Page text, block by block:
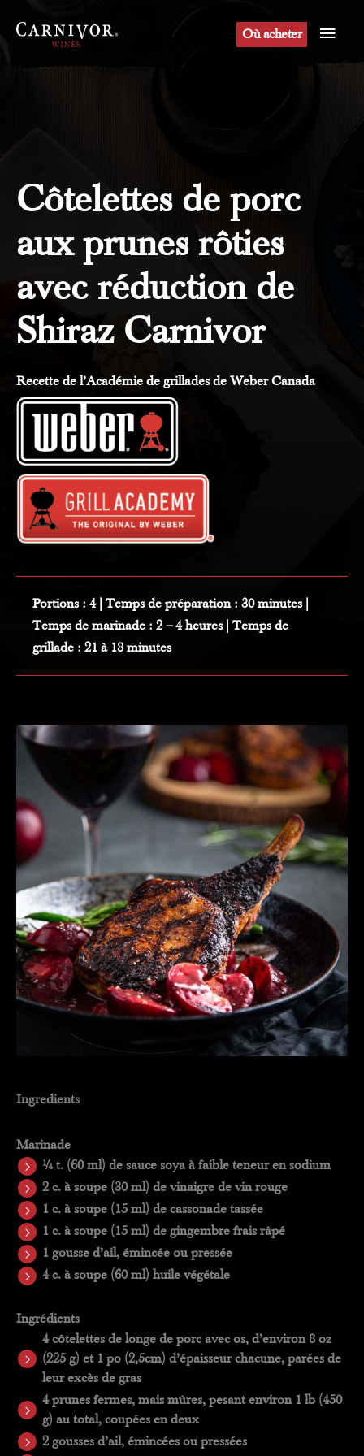
Où acheter
Côtelettes de porc
aux prunes rôties
avec réduction de
Shiraz Carnivor
Recette de l’Académie de grillades de Weber Canada
Portions : 4 | Temps de préparation : 30 minutes |
Temps de marinade : 2 – 4 heures | Temps de
grillade : 21 à 18 minutes
Ingredients
Marinade
¼ t. (60 ml) de sauce soya à faible teneur en sodium
2 c. à soupe (30 ml) de vinaigre de vin rouge
1 c. à soupe (15 ml) de cassonade tassée
1 c. à soupe (15 ml) de gingembre frais râpé
1 gousse d’ail, émincée ou pressée
4 c. à soupe (60 ml) huile végétale
Ingrédients
4 côtelettes de longe de porc avec os, d’environ 8 oz
(225 g) et 1 po (2,5cm) d’épaisseur chacune, parées de
leur excès de gras
4 prunes fermes, mais mûres, pesant environ 1 lb (450
g) au total, coupées en deux
2 gousses d’ail, émincées ou pressées